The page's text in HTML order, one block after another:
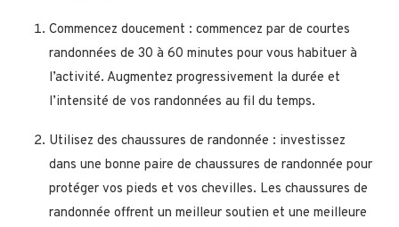
Commencez doucement : commencez par de courtes
randonnées de 30 à 60 minutes pour vous habituer à
l’activité. Augmentez progressivement la durée et
l’intensité de vos randonnées au fil du temps.
Utilisez des chaussures de randonnée : investissez
dans une bonne paire de chaussures de randonnée pour
protéger vos pieds et vos chevilles. Les chaussures de
randonnée offrent un meilleur soutien et une meilleure